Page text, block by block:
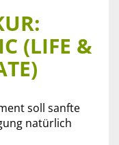
(LIFE &
soll sanfte
natürlich